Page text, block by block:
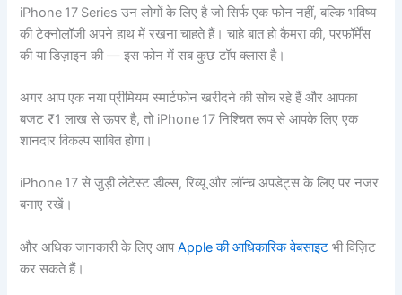
iPhone 17 Series उन लोगों के लिए है जो सिर्फ एक फोन नहीं, बल्कि भविष्य
की टेक्नोलॉजी अपने हाथ में रखना चाहते हैं। चाहे बात हो कैमरा की, परफॉर्मेंस
की या डिज़ाइन की — इस फोन में सब कुछ टॉप क्लास है।
अगर आप एक नया प्रीमियम स्मार्टफोन खरीदने की सोच रहे हैं और आपका
बजट ₹1 लाख से ऊपर है, तो iPhone 17 निश्चित रूप से आपके लिए एक
शानदार विकल्प साबित होगा।
iPhone 17 से जुड़ी लेटेस्ट डील्स, रिव्यू और लॉन्च अपडेट्स के लिए पर नजर
बनाए रखें।
और अधिक जानकारी के लिए आपApple की आधिकारिक वेबसाइट भी विज़िट
कर सकते हैं।